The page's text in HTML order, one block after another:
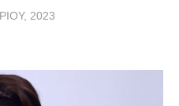
2023